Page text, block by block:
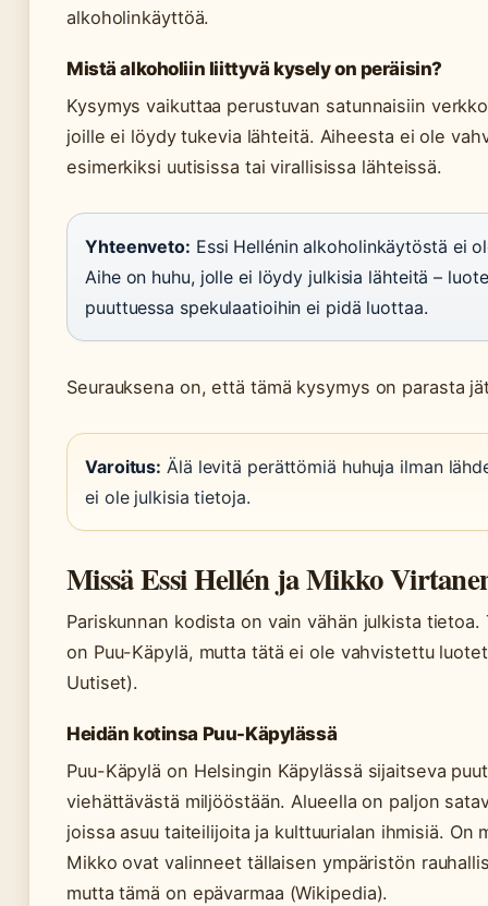
alkoholinkäyttöä.
Mistä alkoholiin liittyvä kysely on peräisin?
Kysymys vaikuttaa perustuvan satunnaisiin
joille ei löydy tukevia lähteitä. Aiheesta ei ole
esimerkiksi uutisissa tai virallisissa lähteissä.
Yhteenveto: Essi Hellénin alkoholinkäytöstä ei
Aihe on huhu, jolle ei löydy julkisia lähteitä –
puuttuessa spekulaatioihin ei pidä luottaa.
Seurauksena on, että tämä kysymys on parasta
Varoitus: Älä levitä perättömiä huhuja ilman
ei ole julkisia tietoja.
Missä Essi Hellén ja Mikko
Pariskunnan kodista on vain vähän julkista
on Puu-Käpylä, mutta tätä ei ole vahvistettu
Uutiset).
Heidän kotinsa Puu-Käpylässä
Puu-Käpylä on Helsingin Käpylässä sijaitseva
viehättävästä miljööstään. Alueella on paljon
joissa asuu taiteilijoita ja kulttuurialan ihmisiä. On
Mikko ovat valinneet tällaisen ympäristön
mutta tämä on epävarmaa (Wikipedia).